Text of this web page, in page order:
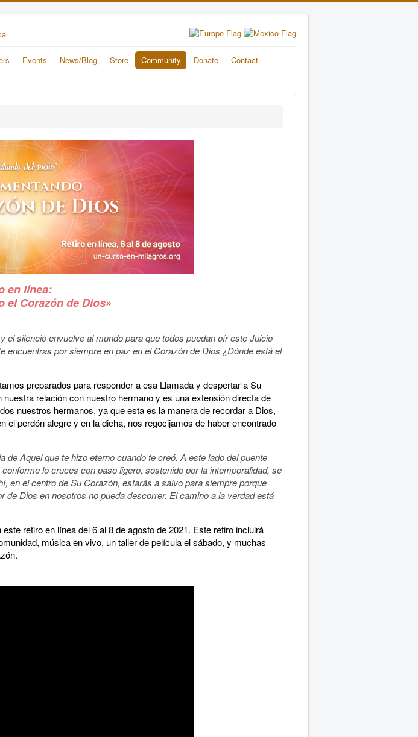
Events News/Blog Store Community Donate Contact
en línea:
el Corazón de Dios»
el silencio envuelve al mundo para que todos puedan oír este Juicio
encuentras por siempre en paz en el Corazón de Dios ¿Dónde está el
preparados para responder a esa Llamada y despertar a Su
relación con nuestro hermano y es una extensión directa de
nuestros hermanos, ya que esta es la manera de recordar a Dios,
perdón alegre y en la dicha, nos regocijamos de haber encontrado
Aquel que te hizo eterno cuando te creó. A este lado del puente
lo cruces con paso ligero, sostenido por la intemporalidad, se
en el centro de Su Corazón, estarás a salvo para siempre porque
Dios en nosotros no pueda descorrer. El camino a la verdad está
retiro en línea del 6 al 8 de agosto de 2021. Este retiro incluirá
música en vivo, un taller de película el sábado, y muchas